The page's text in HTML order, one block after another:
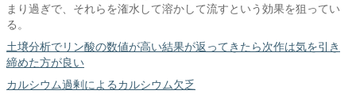
まり過ぎで、それらを潅水して溶かして流すという効果を狙ってい
る。
土壌分析でリン酸の数値が高い結果が返ってきたら次作は気を引き
締めた方が良い
カルシウム過剰によるカルシウム欠乏